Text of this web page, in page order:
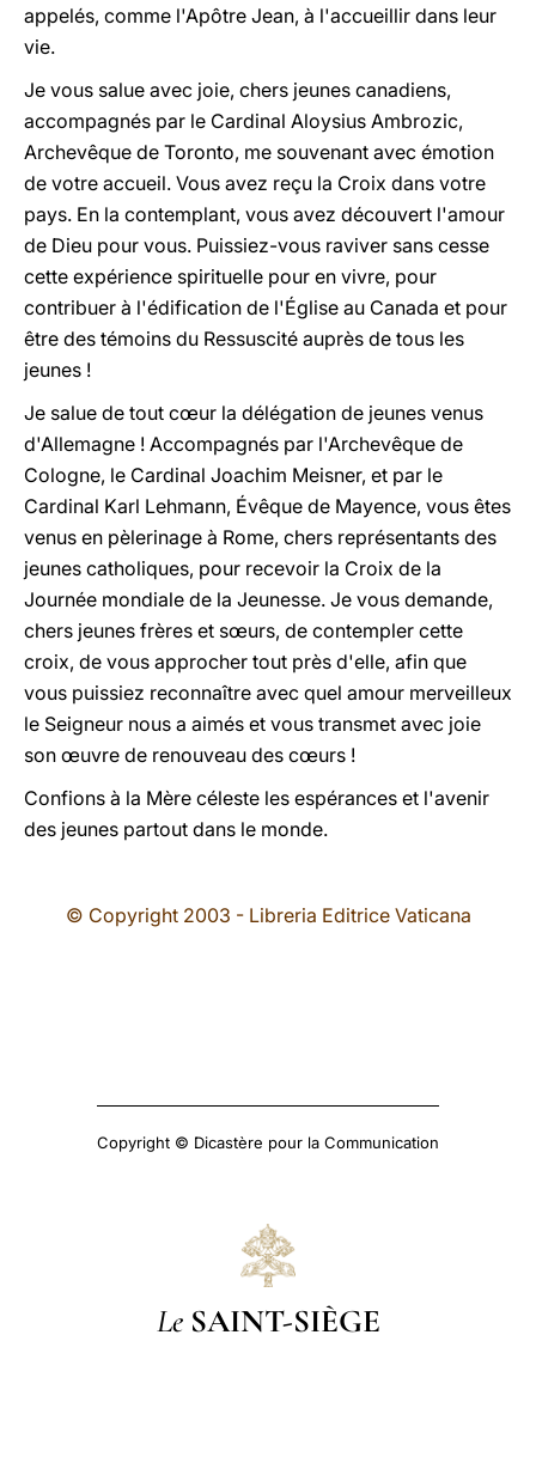
appelés, comme l'Apôtre Jean, à l'accueillir dans leur
vie.
Je vous salue avec joie, chers jeunes canadiens,
accompagnés par le Cardinal Aloysius Ambrozic,
Archevêque de Toronto, me souvenant avec émotion
de votre accueil. Vous avez reçu la Croix dans votre
pays. En la contemplant, vous avez découvert l'amour
de Dieu pour vous. Puissiez-vous raviver sans cesse
cette expérience spirituelle pour en vivre, pour
contribuer à l'édification de l'Église au Canada et pour
être des témoins du Ressuscité auprès de tous les
jeunes !
Je salue de tout cœur la délégation de jeunes venus
d'Allemagne ! Accompagnés par l'Archevêque de
Cologne, le Cardinal Joachim Meisner, et par le
Cardinal Karl Lehmann, Évêque de Mayence, vous êtes
venus en pèlerinage à Rome, chers représentants des
jeunes catholiques, pour recevoir la Croix de la
Journée mondiale de la Jeunesse. Je vous demande,
chers jeunes frères et sœurs, de contempler cette
croix, de vous approcher tout près d'elle, afin que
vous puissiez reconnaître avec quel amour merveilleux
le Seigneur nous a aimés et vous transmet avec joie
son œuvre de renouveau des cœurs !
Confions à la Mère céleste les espérances et l'avenir
des jeunes partout dans le monde.
© Copyright 2003 - Libreria Editrice Vaticana
Copyright © Dicastère pour la Communication
Le SAINT-SIÈGE